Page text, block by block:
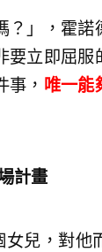
」，霍諾
立即屈
事， 唯一能
計畫
兒，對他